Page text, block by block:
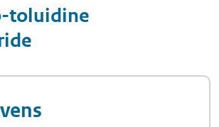
toluidine